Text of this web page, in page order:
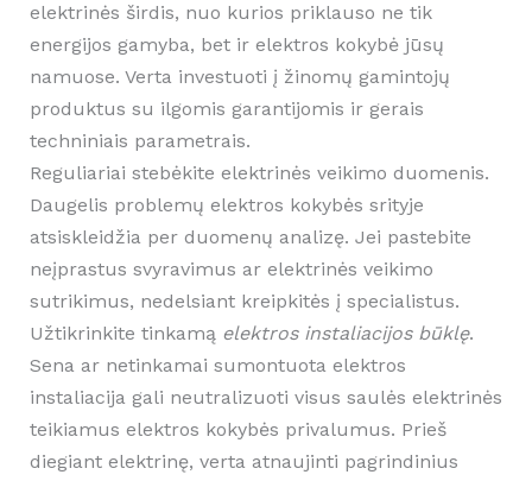
elektrinės širdis, nuo kurios priklauso ne tik
energijos gamyba, bet ir elektros kokybė jūsų
namuose. Verta investuoti į žinomų gamintojų
produktus su ilgomis garantijomis ir gerais
techniniais parametrais.
Reguliariai stebėkite elektrinės veikimo duomenis.
Daugelis problemų elektros kokybės srityje
atsiskleidžia per duomenų analizę. Jei pastebite
neįprastus svyravimus ar elektrinės veikimo
sutrikimus, nedelsiant kreipkitės į specialistus.
Užtikrinkite tinkamą elektros instaliacijos būklę.
Sena ar netinkamai sumontuota elektros
instaliacija gali neutralizuoti visus saulės elektrinės
teikiamus elektros kokybės privalumus. Prieš
diegiant elektrinę, verta atnaujinti pagrindinius